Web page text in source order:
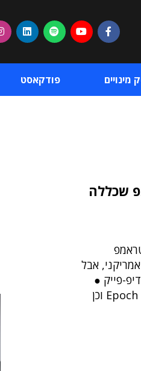
מינויים פודקאסט
שכללה
אבל
פייק ●
לפי הדיווחים, הדברים קשורים אל Epoch Media Group וכן